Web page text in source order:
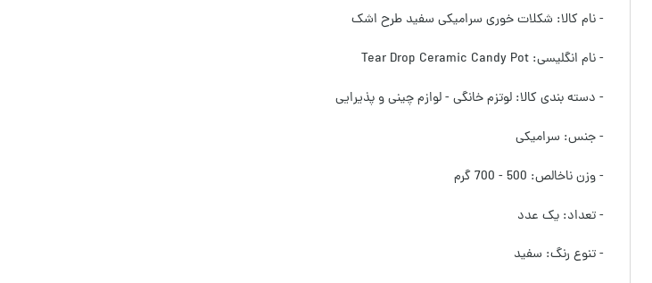
- نام کالا: شکلات خوری سرامیکی سفید طرح اشک
- نام انگلیسی: Tear Drop Ceramic Candy Pot
- دسته بندی کالا: لوتزم خانگی - لوازم چینی و پذیرایی
- جنس: سرامیکی
- وزن ناخالص: 500 - 700 گرم
- تعداد: یک عدد
- تنوع رنگ: سفید